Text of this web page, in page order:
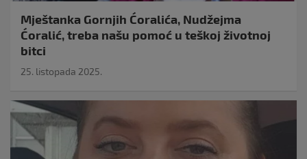
Mještanka Gornjih Ćoralića, Nudžejma
Ćoralić, treba našu pomoć u teškoj životnoj
bitci
25. listopada 2025.